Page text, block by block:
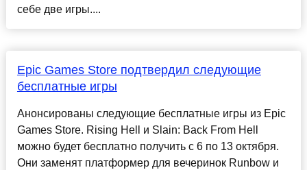
себе две игры....
Epic Games Store подтвердил следующие
бесплатные игры
Анонсированы следующие бесплатные игры из Epic
Games Store. Rising Hell и Slain: Back From Hell
можно будет бесплатно получить с 6 по 13 октября.
Они заменят платформер для вечеринок Runbow и